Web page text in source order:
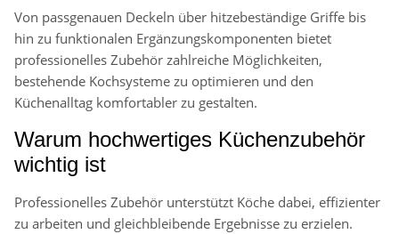
Von passgenauen Deckeln über hitzebeständige Griffe bis
hin zu funktionalen Ergänzungskomponenten bietet
professionelles Zubehör zahlreiche Möglichkeiten,
bestehende Kochsysteme zu optimieren und den
Küchenalltag komfortabler zu gestalten.
Warum hochwertiges Küchenzubehör
wichtig ist
Professionelles Zubehör unterstützt Köche dabei, effizienter
zu arbeiten und gleichbleibende Ergebnisse zu erzielen.